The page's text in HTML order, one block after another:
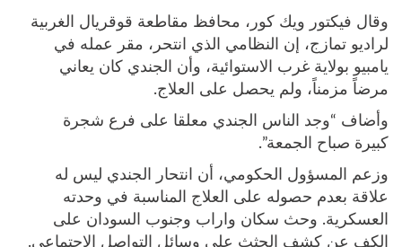
وقال فيكتور ويك كور، محافظ مقاطعة قوقريال الغربية
لراديو تمازج، إن النظامي الذي انتحر، مقر عمله في
يامبيو بولاية غرب الاستوائية، وأن الجندي كان يعاني
مرضاً مزمناً، ولم يحصل على العلاج.
وأضاف “وجد الناس الجندي معلقا على فرع شجرة
كبيرة صباح الجمعة”.
وزعم المسؤول الحكومي، أن انتحار الجندي ليس له
علاقة بعدم حصوله على العلاج المناسبة في وحدته
العسكرية. وحث سكان واراب وجنوب السودان على
الكف عن كشف الجثث على وسائل التواصل الاجتماعي.